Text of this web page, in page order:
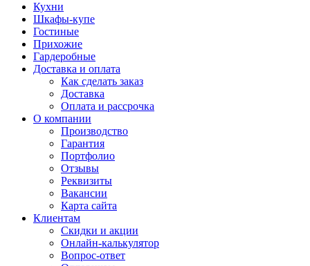
Кухни
Шкафы-купе
Гостиные
Прихожие
Гардеробные
Доставка и оплата
Как сделать заказ
Доставка
Оплата и рассрочка
О компании
Производство
Гарантия
Портфолио
Отзывы
Реквизиты
Вакансии
Карта сайта
Клиентам
Скидки и акции
Онлайн-калькулятор
Вопрос-ответ